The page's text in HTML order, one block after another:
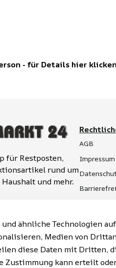
- für Details hier
ähnliche Technologien
Medien von
diese Daten mit
Zustimmung kann erteilt
für Restposten,
rund um
und mehr.
AGB
Impressum